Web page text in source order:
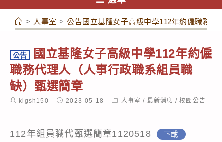
容
> 人事室 > 公告國立基隆女子高級中學112年約僱職務
公告
國立基隆女子高級中學112年約僱
職務代理人（人事行政職系組員職
缺）甄選簡章
Postklgsh150
Post2023-05-18
Post人事室 / 最新消息 / 校園公告
112年組員職代甄選簡章1120518 下載